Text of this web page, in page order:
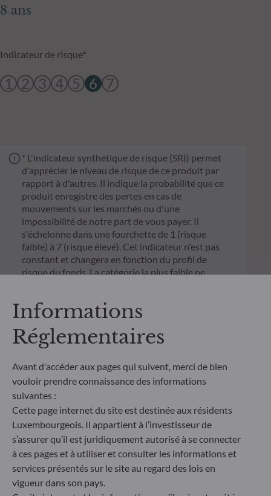
8 ans
Indicateur de risque*
1 2 3 4 5 6 7
* L'indicateur synthétique de risque (SRI) permet
d'apprécier le niveau de risque de ce produit par
rapport à d'autres. Il indique la probabilité que ce
produit enregistre des pertes en cas de
mouvements sur les marchés ou d'une
impossibilité de notre part de vous payer. Il
s'échelonne dans une fourchette de 1 (risque
faible) à 7 (risque élevé). Cet indicateur n'est pas
constant et changera en fonction du profil de
risque du fonds. La catégorie la plus faible ne
pourraient ne pas constituer une indication fiable
objectifs de gestion en termes de risque ne peut
être garantie.
Informations
Réglementaires
Avant d'accéder aux pages qui suivent, merci de bien
vouloir prendre connaissance des informations
suivantes :
Cette page internet du site est destinée aux résidents
Luxembourgeois. Il appartient à l’investisseur de
s’assurer qu’il est juridiquement autorisé à se connecter
à ces pages et à utiliser et consulter les informations et
services présentés sur le site au regard des lois en
vigueur dans son pays.